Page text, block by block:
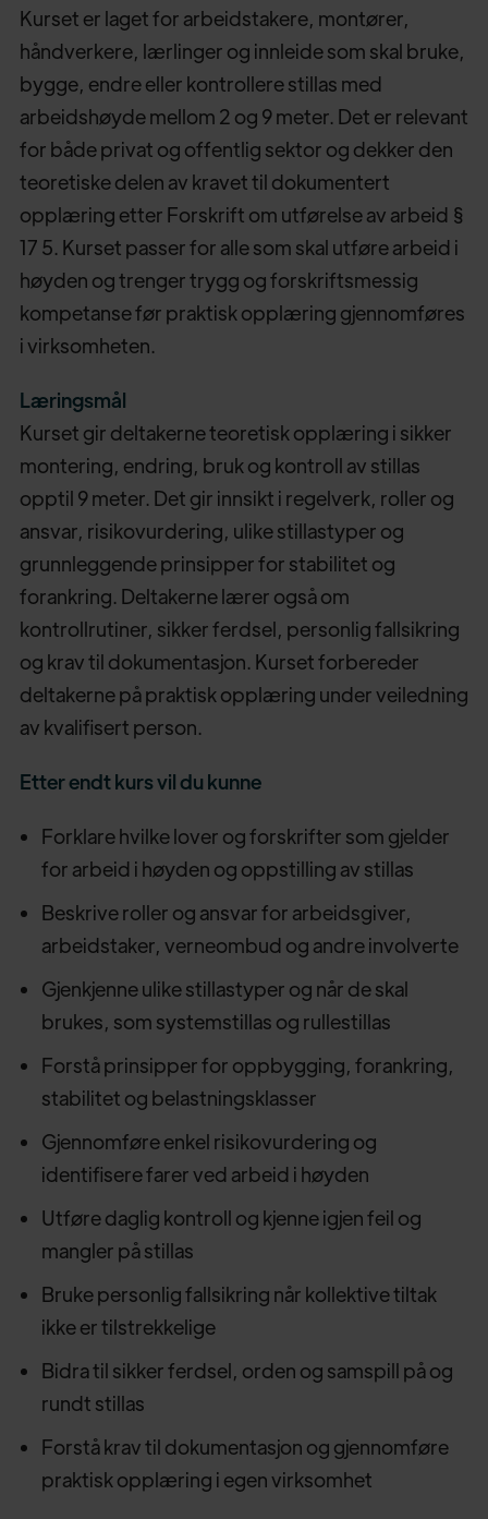
Kurset er laget for arbeidstakere, montører,
håndverkere, lærlinger og innleide som skal bruke,
bygge, endre eller kontrollere stillas med
arbeidshøyde mellom 2 og 9 meter. Det er relevant
for både privat og offentlig sektor og dekker den
teoretiske delen av kravet til dokumentert
opplæring etter Forskrift om utførelse av arbeid §
17 5. Kurset passer for alle som skal utføre arbeid i
høyden og trenger trygg og forskriftsmessig
kompetanse før praktisk opplæring gjennomføres
i virksomheten.
Læringsmål
Kurset gir deltakerne teoretisk opplæring i sikker
montering, endring, bruk og kontroll av stillas
opptil 9 meter. Det gir innsikt i regelverk, roller og
ansvar, risikovurdering, ulike stillastyper og
grunnleggende prinsipper for stabilitet og
forankring. Deltakerne lærer også om
kontrollrutiner, sikker ferdsel, personlig fallsikring
og krav til dokumentasjon. Kurset forbereder
deltakerne på praktisk opplæring under veiledning
av kvalifisert person.
Etter endt kurs vil du kunne
Forklare hvilke lover og forskrifter som gjelder
for arbeid i høyden og oppstilling av stillas
Beskrive roller og ansvar for arbeidsgiver,
arbeidstaker, verneombud og andre involverte
Gjenkjenne ulike stillastyper og når de skal
brukes, som systemstillas og rullestillas
Forstå prinsipper for oppbygging, forankring,
stabilitet og belastningsklasser
Gjennomføre enkel risikovurdering og
identifisere farer ved arbeid i høyden
Utføre daglig kontroll og kjenne igjen feil og
mangler på stillas
Bruke personlig fallsikring når kollektive tiltak
ikke er tilstrekkelige
Bidra til sikker ferdsel, orden og samspill på og
rundt stillas
Forstå krav til dokumentasjon og gjennomføre
praktisk opplæring i egen virksomhet